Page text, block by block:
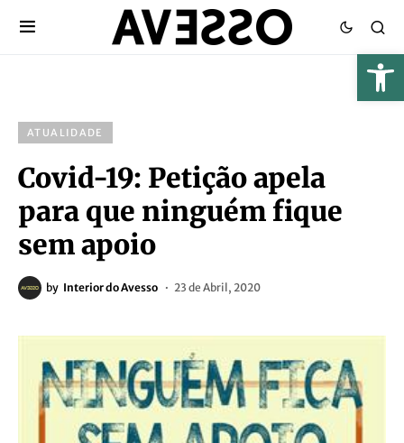
ATUALIDADE
Covid-19: Petição apela
para que ninguém fique
sem apoio
by Interior do Avesso 23 de Abril, 2020